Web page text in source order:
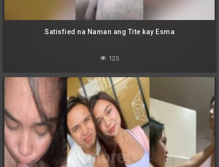
Satisfied na Naman ang Tite kay Esma
125